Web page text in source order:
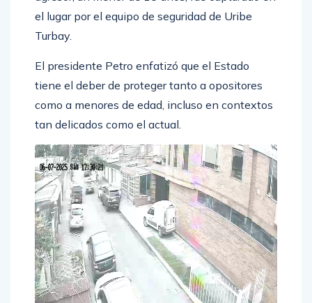
agresor, un menor de 15 años, fue capturado en
el lugar por el equipo de seguridad de Uribe
El presidente Petro enfatizó que el Estado
tiene el deber de proteger tanto a opositores
como a menores de edad, incluso en contextos